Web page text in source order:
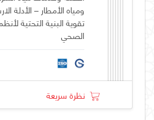
ومياه الأمطار – الأدلة
تقوية البنية التحتية
الصحي
نظرة سريعة